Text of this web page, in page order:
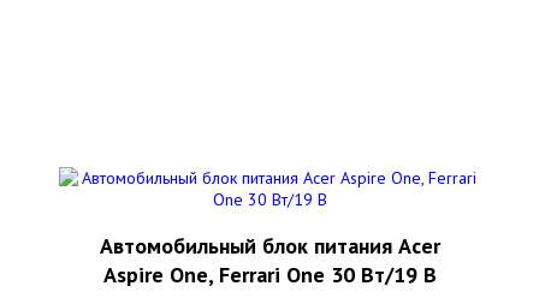
Автомобильный блок питания Acer
Aspire One, Ferrari One 30 Вт/19 В